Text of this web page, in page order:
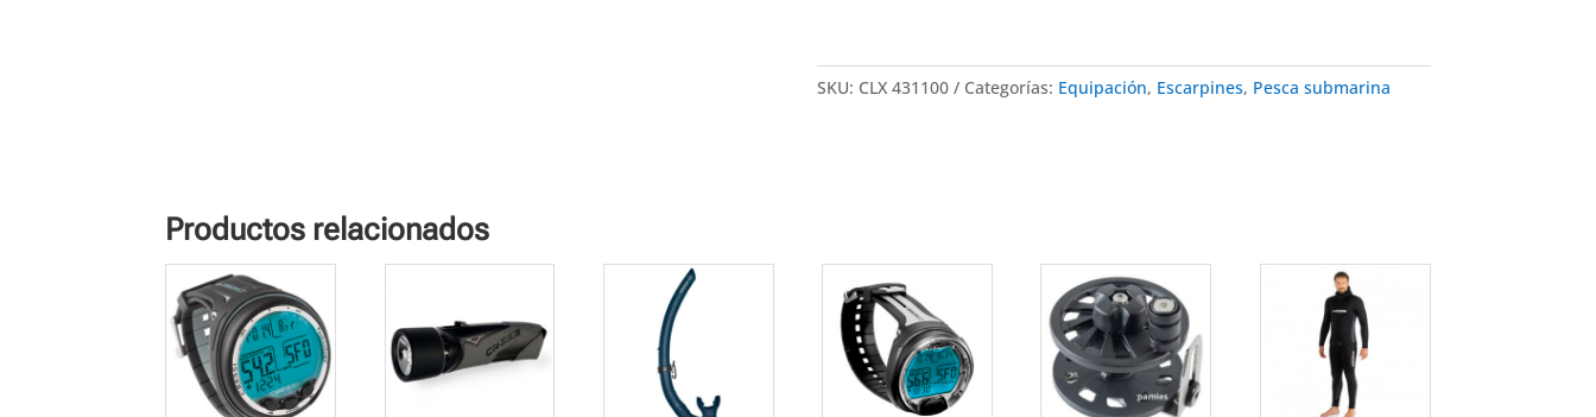
SKU: CLX 431100 Categorías: Equipación, Escarpines, Pesca submarina
Productos relacionados